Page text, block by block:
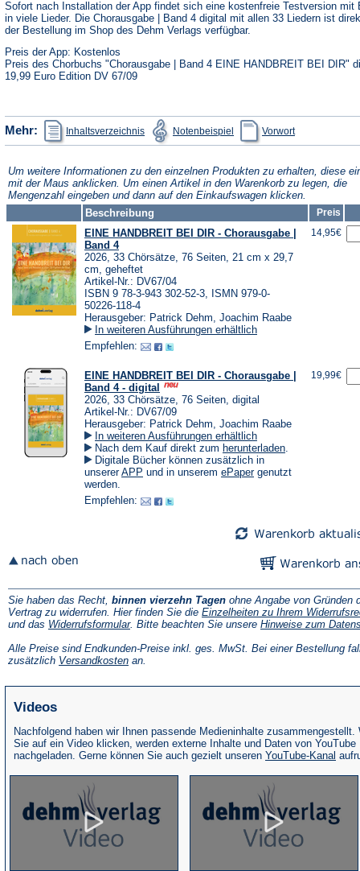
neuen
Tab)
Sofort nach Installation der App findet sich eine kostenfreie Testversion mit
in viele Lieder. Die Chorausgabe | Band 4 digital mit allen 33 Liedern ist
der Bestellung im Shop des Dehm Verlags verfügbar.
Preis der App: Kostenlos
Preis des Chorbuchs "Chorausgabe | Band 4 EINE HANDBREIT BEI DIR"
19,99 Euro Edition DV 67/09
Mehr: Inhaltsverzeichnis
(Öffnet
in
einem
Tab)
Notenbeispiel
(Öffnet
in
einem
Tab)
Vorwortin
einem
Tab)
Um weitere Informationen zu den einzelnen Produkten zu erhalten, diese
mit der Maus anklicken. Um einen Artikel in den Warenkorb zu legen, die
Mengenzahl eingeben und dann auf den Einkaufswagen klicken.
Beschreibung
Preis
EINE HANDBREIT BEI DIR - Chorausgabe |
Band 4
2026, 33 Chörsätze, 76 Seiten, 21 cm x 29,7
cm, geheftet
Artikel-Nr.: DV67/04
ISBN 9 78-3-943 302-52-3, ISMN 979-0-
50226-118-4
Herausgeber: Patrick Dehm, Joachim Raabe
In weiteren Ausführungen erhältlich
Empfehlen:
14,95€
EINE HANDBREIT BEI DIR - Chorausgabe |
Band 4 - digital
2026, 33 Chörsätze, 76 Seiten, digital
Artikel-Nr.: DV67/09
Herausgeber: Patrick Dehm, Joachim Raabe
In weiteren Ausführungen erhältlich
Nach dem Kauf direkt zum herunterladen(Öffnet
einem
.
Digitale Bücher können zusätzlich in
unsererAPP (Öffnet
neuen
und in unserem ePaper(Öffnet
genutzt
werden.
Empfehlen:
19,99€
Sie haben das Recht, binnen vierzehn Tagen ohne Angabe von Gründen
Vertrag zu widerrufen. Hier finden Sie die Einzelheiten zu Ihrem
und das Widerrufsformular(Öffnet
einem
neuen
. Bitte beachten Sie unsere Hinweise zum
Alle Preise sind Endkunden-Preise inkl. ges. MwSt. Bei einer Bestellung
zusätzlich Versandkosten(Öffnet
an.
Videos
Nachfolgend haben wir Ihnen passende Medieninhalte zusammengestellt.
Sie auf ein Video klicken, werden externe Inhalte und Daten von YouTube
nachgeladen. Gerne können Sie auch gezielt unseren YouTube-Kanal